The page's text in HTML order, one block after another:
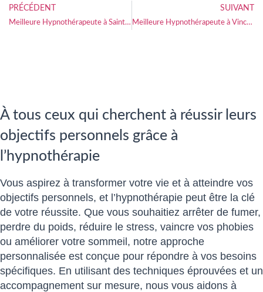
PRÉCÉDENT
Meilleure Hypnothérapeute à Saint-Rémy
SUIVANT
Meilleure Hypnothérapeute à Vincelles
À tous ceux qui cherchent à réussir leurs
objectifs personnels grâce à
l’hypnothérapie
Vous aspirez à transformer votre vie et à atteindre vos
objectifs personnels, et l’hypnothérapie peut être la clé
de votre réussite. Que vous souhaitiez arrêter de fumer,
perdre du poids, réduire le stress, vaincre vos phobies
ou améliorer votre sommeil, notre approche
personnalisée est conçue pour répondre à vos besoins
spécifiques. En utilisant des techniques éprouvées et un
accompagnement sur mesure, nous vous aidons à